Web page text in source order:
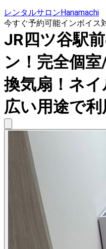
レンタルサロンHanamachi
今すぐ予約可能インボイス
JR四ツ谷駅
ン！完全個
換気扇！ネ
広い用途で利